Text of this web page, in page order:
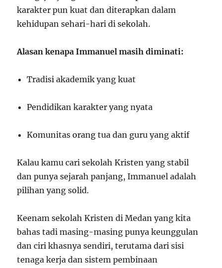
karakter pun kuat dan diterapkan dalam
kehidupan sehari-hari di sekolah.
Alasan kenapa Immanuel masih diminati:
Tradisi akademik yang kuat
Pendidikan karakter yang nyata
Komunitas orang tua dan guru yang aktif
Kalau kamu cari sekolah Kristen yang stabil
dan punya sejarah panjang, Immanuel adalah
pilihan yang solid.
Keenam sekolah Kristen di Medan yang kita
bahas tadi masing-masing punya keunggulan
dan ciri khasnya sendiri, terutama dari sisi
tenaga kerja dan sistem pembinaan